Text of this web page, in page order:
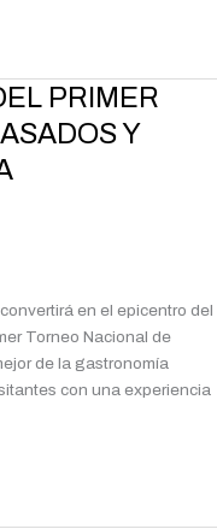
PRIMER
Y
en el epicentro del
Torneo Nacional de
de la gastronomía
con una experiencia